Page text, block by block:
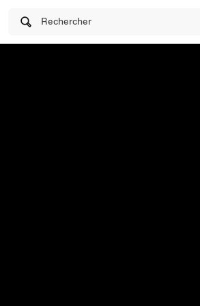
Rechercher